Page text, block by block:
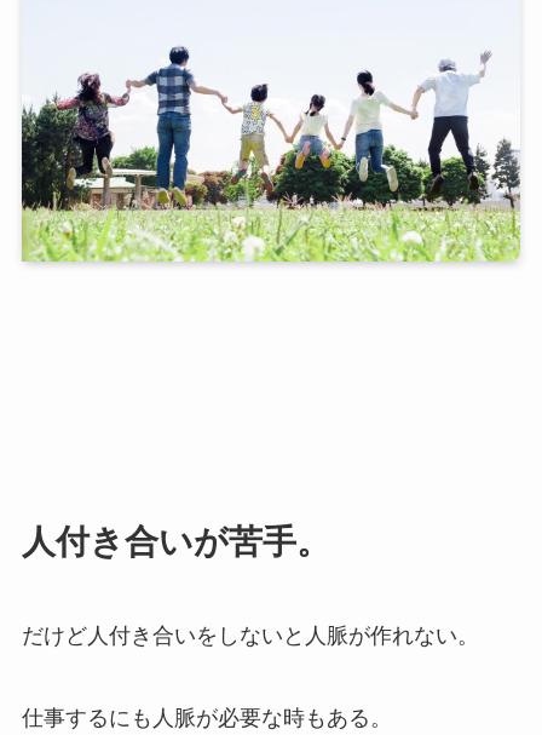
人付き合いが苦手。
だけど人付き合いをしないと人脈が作れない。
仕事するにも人脈が必要な時もある。